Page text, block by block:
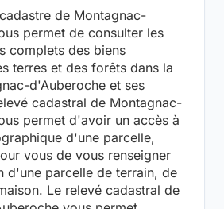
de Montagnac-
permet de consulter les
complets des biens
terres et des forêts dans la
d'Auberoche et ses
cadastral de Montagnac-
permet d'avoir un accès à
d'une parcelle,
vous de vous renseigner
d'une parcelle de terrain, de
Le relevé cadastral de